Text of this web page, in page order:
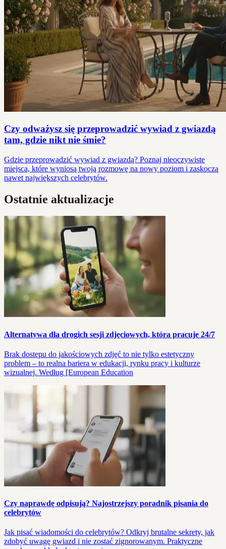
Czy odważysz się przeprowadzić wywiad z gwiazdą
tam, gdzie nikt nie śmie?
Gdzie przeprowadzić wywiad z gwiazdą? Poznaj nieoczywiste
miejsca, które wyniosą twoją rozmowę na nowy poziom i zaskoczą
nawet największych celebrytów.
Ostatnie aktualizacje
Alternatywa dla drogich sesji zdjęciowych, która pracuje 24/7
Brak dostępu do jakościowych zdjęć to nie tylko estetyczny
problem – to realna bariera w edukacji, rynku pracy i kulturze
wizualnej. Według [European Education
Czy naprawdę odpisują? Najostrzejszy poradnik pisania do
celebrytów
Jak pisać wiadomości do celebrytów? Odkryj brutalne sekrety, jak
zdobyć uwagę gwiazd i nie zostać zignorowanym. Praktyczne